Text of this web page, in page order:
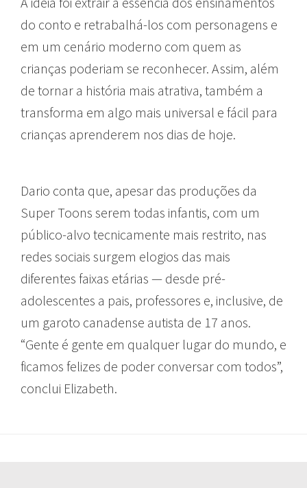
do conto e retrabalhá-los com personagens e
em um cenário moderno com quem as
crianças poderiam se reconhecer. Assim, além
de tornar a história mais atrativa, também a
transforma em algo mais universal e fácil para
crianças aprenderem nos dias de hoje.
Dario conta que, apesar das produções da
Super Toons serem todas infantis, com um
público-alvo tecnicamente mais restrito, nas
redes sociais surgem elogios das mais
diferentes faixas etárias — desde pré-
adolescentes a pais, professores e, inclusive, de
um garoto canadense autista de 17 anos.
“Gente é gente em qualquer lugar do mundo, e
ficamos felizes de poder conversar com todos”,
conclui Elizabeth.